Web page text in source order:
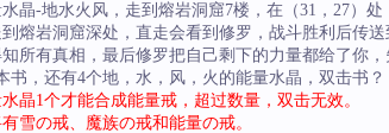
晶-地水火风，走到熔岩洞窟7楼，在（31，27）处
熔岩洞窟深处，直走会看到修罗，战斗胜利后传送
所有真相，最后修罗把自己剩下的力量都给了你，
书，还有4个地，水，风，火的能量水晶，双击书
晶1个才能合成能量戒，超过数量，双击无效。
雪の戒、魔族の戒和能量の戒。